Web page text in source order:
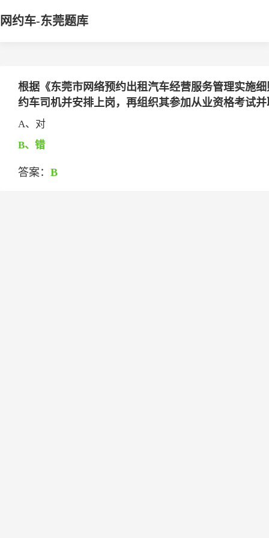
网约车-东莞题库
根据《东莞市网络预约出租汽车经营服务管理实施
约车司机并安排上岗，再组织其参加从业资格考试
A、对
B、错
答案： B